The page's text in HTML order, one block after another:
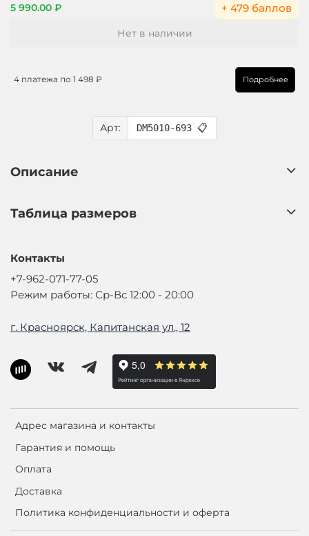
5 990.00 ₽ + 479 баллов
Арт: DM5010-693 📋
Нет в наличии
4 платежа по 1 498 ₽ Подробнее
Описание
Таблица размеров
Адрес магазина и контакты
Гарантия и помощь
Оплата
Доставка
Политика конфиденциальности и оферта
Контакты
+7-962-071-77-05
Режим работы: Ср-Вс 12:00 - 20:00
г. Красноярск, Капитанская ул., 12